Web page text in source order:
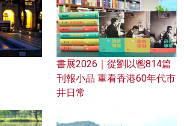
書展2026｜從劉以鬯814篇
刊報小品 重看香港60年代市
井日常